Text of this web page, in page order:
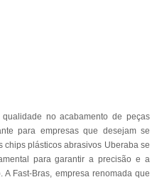
no acabamento de peças
para empresas que desejam se
chips plásticos abrasivos Uberaba se
para garantir a precisão e a
Fast-Bras, empresa renomada que